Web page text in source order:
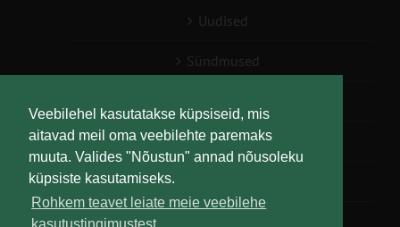
Veebilehel kasutatakse küpsiseid, mis
aitavad meil oma veebilehte paremaks
muuta. Valides "Nõustun" annad nõusoleku
küpsiste kasutamiseks.
Rohkem teavet leiate meie veebilehe
Uudised
Sündmused
Teabesalv
Liitu uudiskirjaga